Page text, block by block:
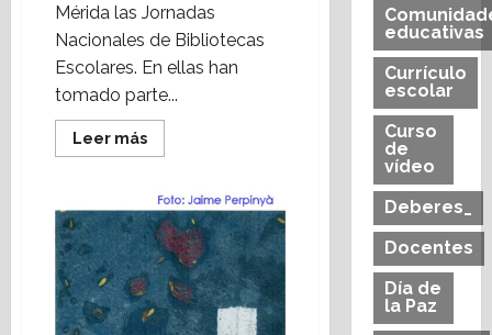
Mérida las Jornadas
Nacionales de Bibliotecas
Escolares. En ellas han
tomado parte...
Leer másLeer
más
Nan
Milan
sonrió
(Heraldo
Escolar)
Foto:
Jaime
Perpinyà
educativas
Currículo
escolar
Curso
de
vídeo
Deberes_
Docentes
Día de
la Paz